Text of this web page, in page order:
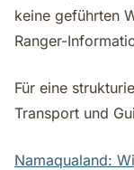
keine geführten
Ranger-
Für eine
Transport und
Namaqualand: